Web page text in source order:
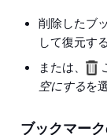
削除したブ
して復元する
または、
空にするを
ブックマー